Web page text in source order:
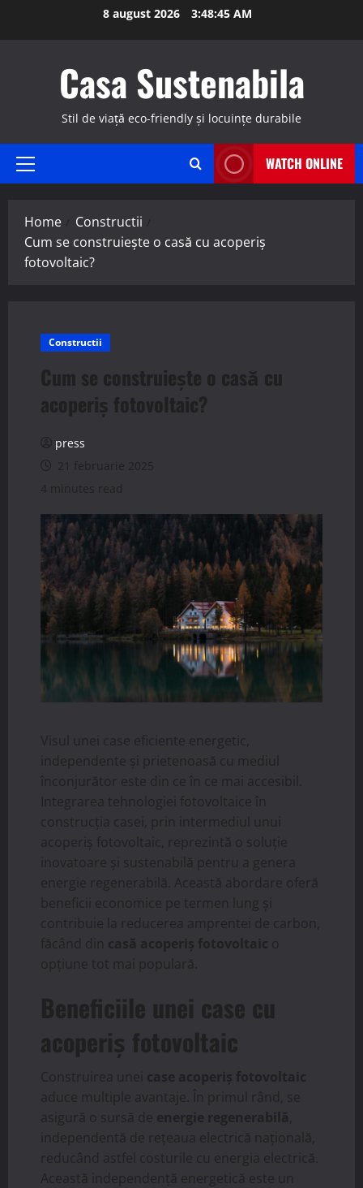
8 august 2026 3:48:46 AM
Casa Sustenabila
Stil de viață eco-friendly și locuințe durabile
Primary
WATCH ONLINE
Home
Constructii
Cum se construiește o casă cu acoperiș
fotovoltaic?
Constructii
Cum se construiește o casă cu
acoperiș fotovoltaic?
press
21 februarie 2025
4 minutes read
Visul unei case eficiente energetic,
independente și prietenoasă cu mediul
înconjurător este din ce în ce mai accesibil.
Integrarea tehnologiei fotovoltaice în
construcția casei, prin intermediul unui
acoperiș fotovoltaic, reprezintă o soluție
inovatoare și sustenabilă pentru a genera
energie regenerabilă. Această abordare oferă
beneficii economice pe termen lung și
contribuie la reducerea amprentei de carbon,
făcând din casă acoperiș fotovoltaic o
opțiune tot mai populară.
Beneficiile unei case cu
acoperiș fotovoltaic
Construirea unei case acoperiș fotovoltaic
aduce multiple avantaje. În primul rând, se
asigură o sursă de energie regenerabilă
independentă de rețeaua electrică națională,
reducând astfel costurile cu energia electrică.
Această independență energetică este un